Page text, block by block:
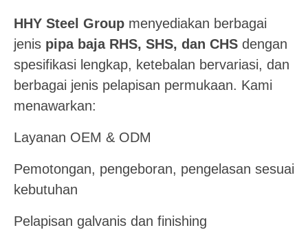
HHY Steel Group menyediakan berbagai
jenis pipa baja RHS, SHS, dan CHS dengan
spesifikasi lengkap, ketebalan bervariasi, dan
berbagai jenis pelapisan permukaan. Kami
menawarkan:
Layanan OEM & ODM
Pemotongan, pengeboran, pengelasan sesuai
kebutuhan
Pelapisan galvanis dan finishing